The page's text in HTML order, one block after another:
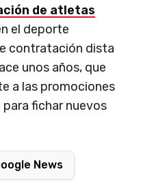
de atletas
el deporte
contratación dista
unos años, que
a las promociones
fichar nuevos
News